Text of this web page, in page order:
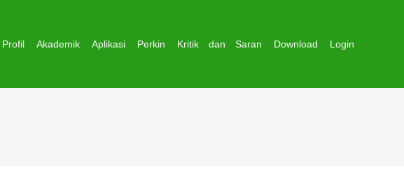
Profil Akademik Aplikasi Perkin Kritik dan Saran Download Login